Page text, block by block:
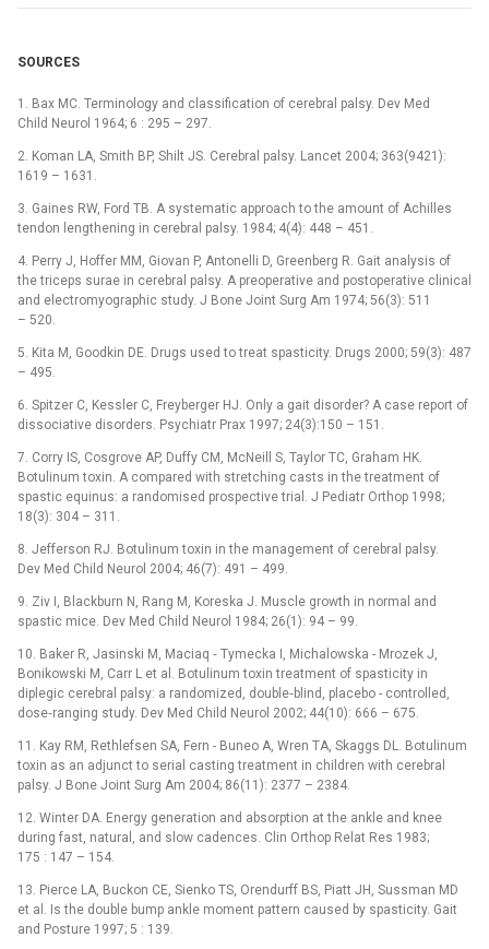
SOURCES
1. Bax MC. Terminology and classification of cerebral palsy. Dev Med
Child Neurol 1964; 6 : 295 –⁠ 297.
2. Koman LA, Smith BP, Shilt JS. Cerebral palsy. Lancet 2004; 363(9421):
1619 –⁠ 1631.
3. Gaines RW, Ford TB. A systematic approach to the amount of Achilles
tendon lengthening in cerebral palsy. 1984; 4(4): 448 –⁠ 451.
4. Perry J, Hoffer MM, Giovan P, Antonelli D, Greenberg R. Gait analysis of
the triceps surae in cerebral palsy. A preoperative and postoperative clinical
and electromyographic study. J Bone Joint Surg Am 1974; 56(3): 511
–⁠ 520.
5. Kita M, Goodkin DE. Drugs used to treat spasticity. Drugs 2000; 59(3): 487
–⁠ 495.
6. Spitzer C, Kessler C, Freyberger HJ. Only a gait disorder? A case report of
dissociative disorders. Psychiatr Prax 1997; 24(3):150 –⁠ 151.
7. Corry IS, Cosgrove AP, Duffy CM, McNeill S, Taylor TC, Graham HK.
Botulinum toxin. A compared with stretching casts in the treatment of
spastic equinus: a randomised prospective trial. J Pediatr Orthop 1998;
18(3): 304 –⁠ 311.
8. Jefferson RJ. Botulinum toxin in the management of cerebral palsy.
Dev Med Child Neurol 2004; 46(7): 491 –⁠ 499.
9. Ziv I, Blackburn N, Rang M, Koreska J. Muscle growth in normal and
spastic mice. Dev Med Child Neurol 1984; 26(1): 94 –⁠ 99.
10. Baker R, Jasinski M, Maciaq ‑⁠ Tymecka I, Michalowska -⁠ Mrozek J,
Bonikowski M, Carr L et al. Botulinum toxin treatment of spasticity in
diplegic cerebral palsy: a randomized, double‑blind, placebo -⁠ controlled,
dose‑ranging study. Dev Med Child Neurol 2002; 44(10): 666 –⁠ 675.
11. Kay RM, Rethlefsen SA, Fern -⁠ Buneo A, Wren TA, Skaggs DL. Botulinum
toxin as an adjunct to serial casting treatment in children with cerebral
palsy. J Bone Joint Surg Am 2004; 86(11): 2377 –⁠ 2384.
12. Winter DA. Energy generation and absorption at the ankle and knee
during fast, natural, and slow cadences. Clin Orthop Relat Res 1983;
175 : 147 –⁠ 154.
13. Pierce LA, Buckon CE, Sienko TS, Orendurff BS, Piatt JH, Sussman MD
et al. Is the double bump ankle moment pattern caused by spasticity. Gait
and Posture 1997; 5 : 139.